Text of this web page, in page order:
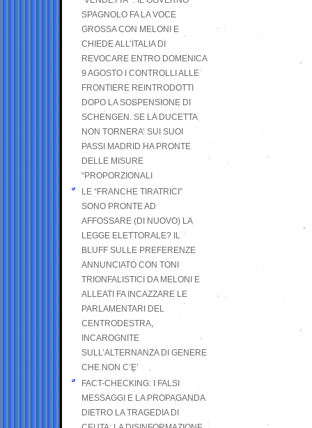
SPAGNOLO FA LA VOCE
GROSSA CON MELONI E
CHIEDE ALL’ITALIA DI
REVOCARE ENTRO DOMENICA
9 AGOSTO I CONTROLLI ALLE
FRONTIERE REINTRODOTTI
DOPO LA SOSPENSIONE DI
SCHENGEN. SE LA DUCETTA
NON TORNERA’ SUI SUOI
PASSI MADRID HA PRONTE
DELLE MISURE
“PROPORZIONALI
LE “FRANCHE TIRATRICI”
SONO PRONTE AD
AFFOSSARE (DI NUOVO) LA
LEGGE ELETTORALE? IL
BLUFF SULLE PREFERENZE
ANNUNCIATO CON TONI
TRIONFALISTICI DA MELONI E
ALLEATI FA INCAZZARE LE
PARLAMENTARI DEL
CENTRODESTRA,
INCAROGNITE
SULL’ALTERNANZA DI GENERE
CHE NON C’E’
FACT-CHECKING: I FALSI
MESSAGGI E LA PROPAGANDA
DIETRO LA TRAGEDIA DI